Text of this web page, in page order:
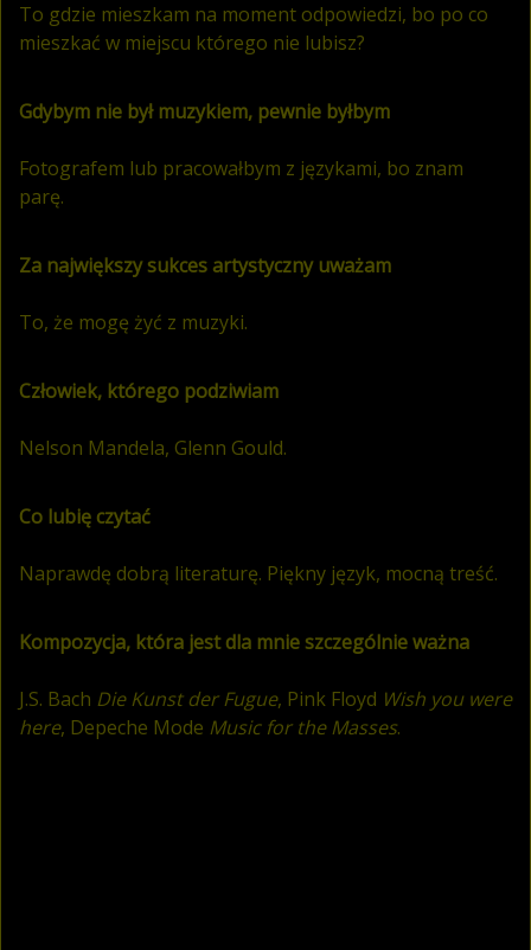
To gdzie mieszkam na moment odpowiedzi, bo po co
mieszkać w miejscu którego nie lubisz?
Gdybym nie był muzykiem, pewnie byłbym
Fotografem lub pracowałbym z językami, bo znam
parę.
Za największy sukces artystyczny uważam
To, że mogę żyć z muzyki.
Człowiek, którego podziwiam
Nelson Mandela, Glenn Gould.
Co lubię czytać
Naprawdę dobrą literaturę. Piękny język, mocną treść.
Kompozycja, która jest dla mnie szczególnie ważna
J.S. Bach Die Kunst der Fugue, Pink Floyd Wish you were
here, Depeche Mode Music for the Masses.